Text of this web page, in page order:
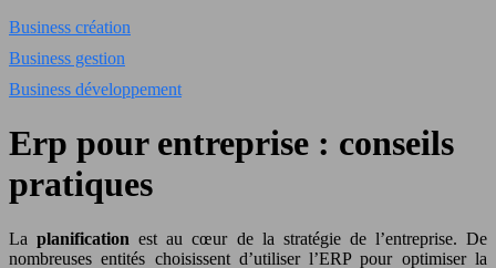
Business création
Business gestion
Business développement
Erp pour entreprise : conseils
pratiques
Laplanification est au cœur de la stratégie de l’entreprise. De
nombreuses entités choisissent d’utiliser l’ERP pour optimiser la